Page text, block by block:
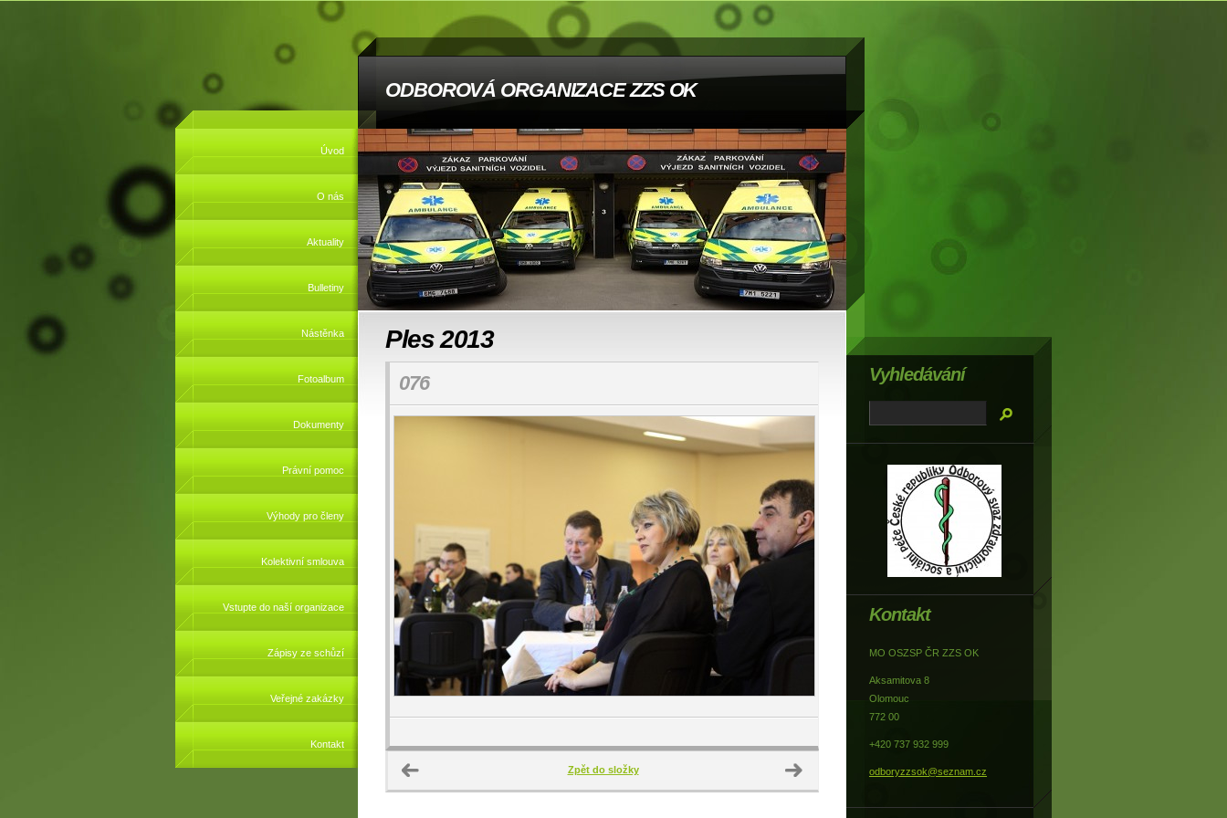
ODBOROVÁ ORGANIZACE ZZS OK
Úvod
O nás
Aktuality
Bulletiny
Nástěnka
Fotoalbum
Dokumenty
Právní pomoc
Výhody pro členy
Kolektivní smlouva
Vstupte do naší organizace
Zápisy ze schůzí
Veřejné zakázky
Kontakt
Ples 2013
076
Zpět do složky
Kontakt
MO OSZSP ČR ZZS OK
Aksamitova 8
Olomouc
772 00
+420 737 932 999
odboryzzsok@seznam.cz
Vyhledávání